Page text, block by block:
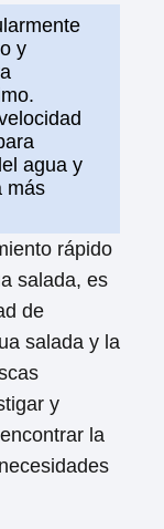
y
agua y
más
rápido
salada, es
de
salada y la
y
la